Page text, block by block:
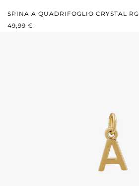
SPINA A QUADRIFOGLIO CRYSTAL RG
PREZZO NORMALE:
49,99 €